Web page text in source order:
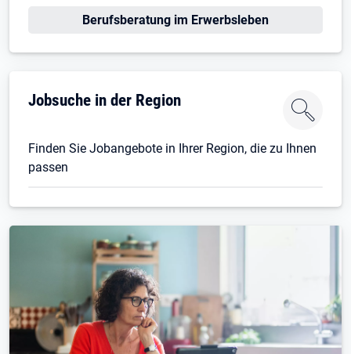
Berufsberatung im Erwerbsleben
Jobsuche in der Region
Finden Sie Jobangebote in Ihrer Region, die zu Ihnen
passen